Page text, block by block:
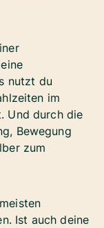
nutzt du
im
Und durch die
Bewegung
zum
Ist auch deine